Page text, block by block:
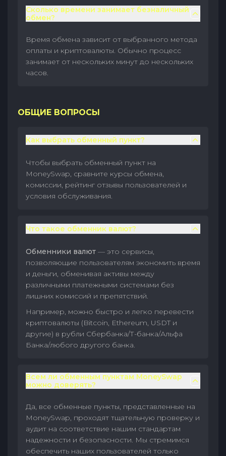
Сколько времени занимает безналичный
обмен?
Время обмена зависит от выбранного метода
оплаты и криптовалюты. Обычно процесс
занимает от нескольких минут до нескольких
часов.
ОБЩИЕ ВОПРОСЫ
Как выбрать обменный пункт?
Чтобы выбрать обменный пункт на
MoneySwap, сравните курсы обмена,
комиссии, рейтинг отзывы пользователей и
условия обслуживания.
Что такое обменник валют?
Обменники валют — это сервисы,
позволяющие пользователям экономить время
и деньги, обменивая активы между
различными платежными системами без
лишних комиссий и препятствий.
Например, можно быстро и легко перевести
криптовалюты (Bitcoin, Ethereum, USDT и
другие) в рубли Сбербанка/Т-банка/Альфа
Банка/любого другого банка.
Всем ли обменным пунктам MoneySwap
можно доверять?
Да, все обменные пункты, представленные на
MoneySwap, проходят тщательную проверку и
аудит на соответствие нашим стандартам
надежности и безопасности. Мы стремимся
обеспечить наших пользователей только